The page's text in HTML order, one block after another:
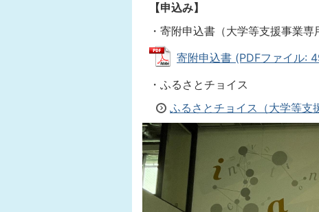
【申込み】
・寄附申込書（大学等支援事業
寄附申込書 (PDFファイル:
・ふるさとチョイス
ふるさとチョイス（大学等支